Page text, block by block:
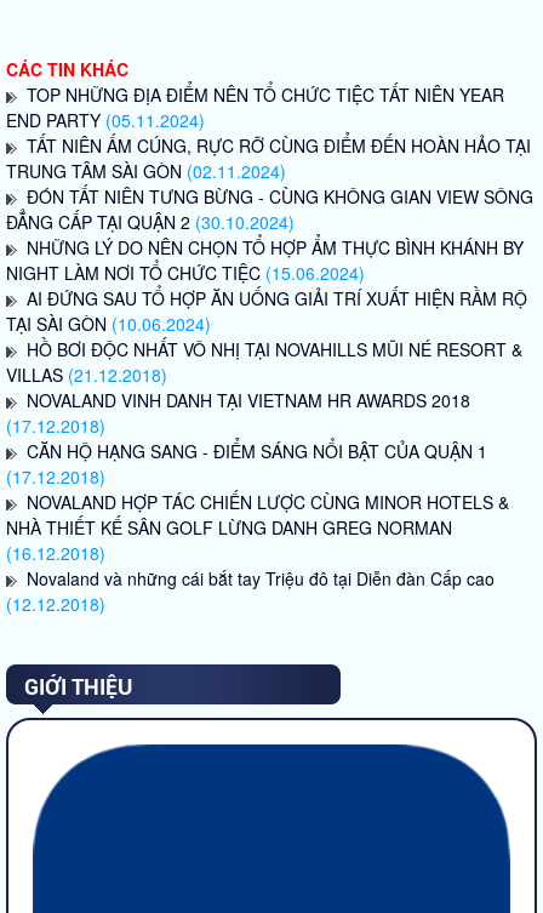
CÁC TIN KHÁC
TOP NHỮNG ĐỊA ĐIỂM NÊN TỔ CHỨC TIỆC TẤT NIÊN YEAR
END PARTY (05.11.2024)
TẤT NIÊN ẤM CÚNG, RỰC RỠ CÙNG ĐIỂM ĐẾN HOÀN HẢO TẠI
TRUNG TÂM SÀI GÒN (02.11.2024)
ĐÓN TẤT NIÊN TƯNG BỪNG - CÙNG KHÔNG GIAN VIEW SÔNG
ĐẲNG CẤP TẠI QUẬN 2 (30.10.2024)
NHỮNG LÝ DO NÊN CHỌN TỔ HỢP ẨM THỰC BÌNH KHÁNH BY
NIGHT LÀM NƠI TỔ CHỨC TIỆC (15.06.2024)
AI ĐỨNG SAU TỔ HỢP ĂN UỐNG GIẢI TRÍ XUẤT HIỆN RẦM RỘ
TẠI SÀI GÒN (10.06.2024)
HỒ BƠI ĐỘC NHẤT VÔ NHỊ TẠI NOVAHILLS MŨI NÉ RESORT &
VILLAS (21.12.2018)
NOVALAND VINH DANH TẠI VIETNAM HR AWARDS 2018
(17.12.2018)
CĂN HỘ HẠNG SANG - ĐIỂM SÁNG NỔI BẬT CỦA QUẬN 1
(17.12.2018)
NOVALAND HỢP TÁC CHIẾN LƯỢC CÙNG MINOR HOTELS &
NHÀ THIẾT KẾ SÂN GOLF LỪNG DANH GREG NORMAN
(16.12.2018)
Novaland và những cái bắt tay Triệu đô tại Diễn đàn Cấp cao
(12.12.2018)
GIỚI THIỆU